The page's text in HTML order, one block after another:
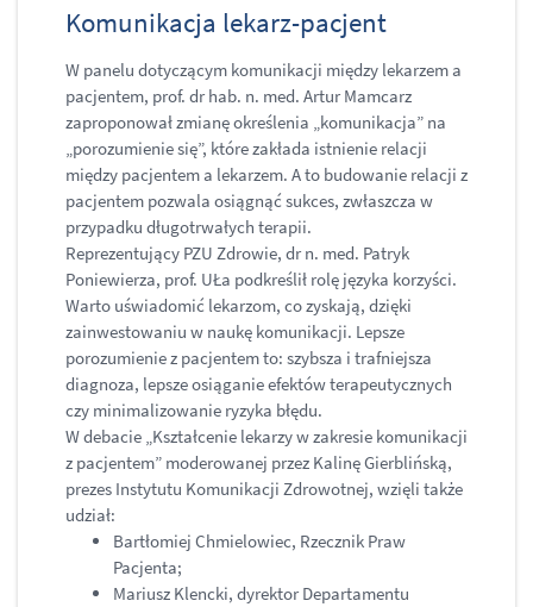
Komunikacja lekarz-pacjent
W panelu dotyczącym komunikacji między lekarzem a
pacjentem, prof. dr hab. n. med. Artur Mamcarz
zaproponował zmianę określenia „komunikacja” na
„porozumienie się”, które zakłada istnienie relacji
między pacjentem a lekarzem. A to budowanie relacji z
pacjentem pozwala osiągnąć sukces, zwłaszcza w
przypadku długotrwałych terapii.
Reprezentujący PZU Zdrowie, dr n. med. Patryk
Poniewierza, prof. UŁa podkreślił rolę języka korzyści.
Warto uświadomić lekarzom, co zyskają, dzięki
zainwestowaniu w naukę komunikacji. Lepsze
porozumienie z pacjentem to: szybsza i trafniejsza
diagnoza, lepsze osiąganie efektów terapeutycznych
czy minimalizowanie ryzyka błędu.
W debacie „Kształcenie lekarzy w zakresie komunikacji
z pacjentem” moderowanej przez Kalinę Gierblińską,
prezes Instytutu Komunikacji Zdrowotnej, wzięli także
udział:
Bartłomiej Chmielowiec, Rzecznik Praw
Pacjenta;
Mariusz Klencki, dyrektor Departamentu